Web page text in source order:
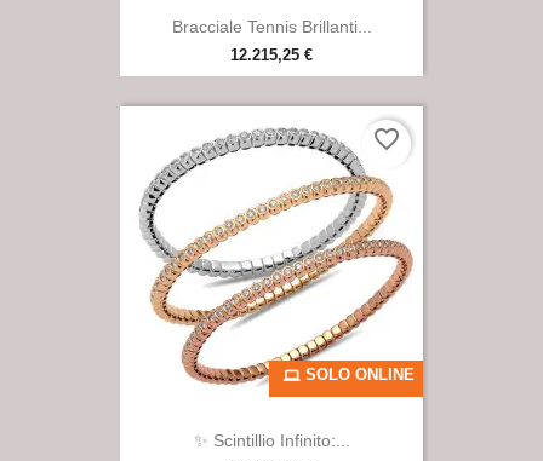
Bracciale Tennis Brillanti...
12.215,25 €
✨ Scintillio Infinito:...
SOLO ONLINE
favorite_border